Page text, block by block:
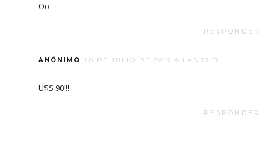
Oo
RESPONDER
ANÓNIMO 28 DE JULIO DE 2013 A LAS 13:17
U$S 90!!!
RESPONDER